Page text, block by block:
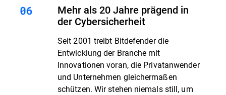
Mehr als 20 Jahre prägend in
der Cybersicherheit
Seit 2001 treibt Bitdefender die
Entwicklung der Branche mit
Innovationen voran, die Privatanwender
und Unternehmen gleichermaßen
schützen. Wir stehen niemals still, um